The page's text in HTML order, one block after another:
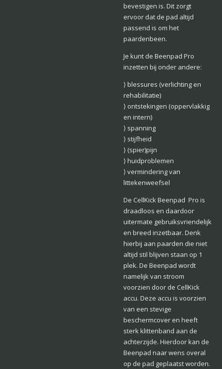
bevestigen is. Dit zorgt
ervoor dat de pad altijd
passend is om het
paardenbeen.
Je kunt de Beenpad Pro
inzetten bij onder andere:
⟩ blessures (verlichting en
rehabilitatie)
⟩ ontstekingen (oppervlakkig
en intern)
⟩ spanning
⟩ stijfheid
⟩ (spier)pijn
⟩ huidproblemen
⟩ vermindering van
littekenweefsel
De CellKick Beenpad Pro is
draadloos en daardoor
uitermate gebruiksvriendelijk
en breed inzetbaar. Denk
hierbij aan paarden die niet
altijd stil blijven staan op 1
plek. De Beenpad wordt
namelijk van stroom
voorzien door de CellKick
accu. Deze accu is voorzien
van een stevige
beschermcover en heeft
sterk klittenband aan de
achterzijde. Hierdoor kan de
Beenpad naar wens overal
op de pad geplaatst worden.